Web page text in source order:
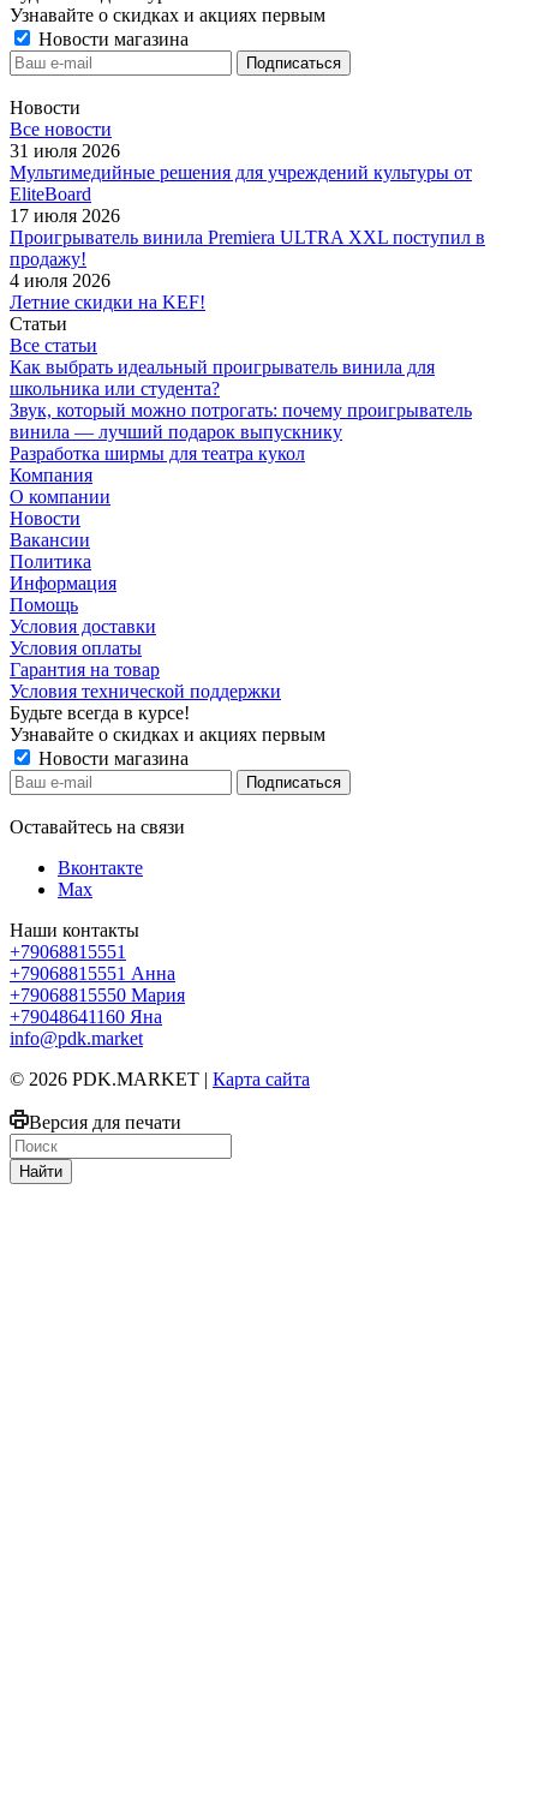
Узнавайте о скидках и акциях первым
Новости магазина
Новости
Все новости
31 июля 2026
Мультимедийные решения для учреждений культуры от
EliteBoard
17 июля 2026
Проигрыватель винила Premiera ULTRA XXL поступил в
продажу!
4 июля 2026
Летние скидки на KEF!
Статьи
Все статьи
Как выбрать идеальный проигрыватель винила для
школьника или студента?
Звук, который можно потрогать: почему проигрыватель
винила — лучший подарок выпускнику
Разработка ширмы для театра кукол
Компания
О компании
Новости
Вакансии
Политика
Информация
Помощь
Условия доставки
Условия оплаты
Гарантия на товар
Условия технической поддержки
Будьте всегда в курсе!
Узнавайте о скидках и акциях первым
Новости магазина
Оставайтесь на связи
Вконтакте
Max
Наши контакты
+79068815551
+79068815551 Анна
+79068815550 Мария
+79048641160 Яна
info@pdk.market
© 2026 PDK.MARKET | Карта сайта
Версия для печати
Найти